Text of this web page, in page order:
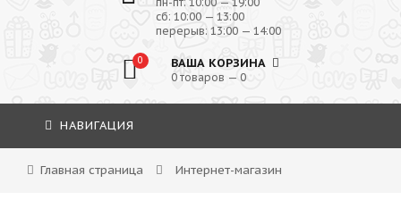
сб: 10:00 — 13:00
перерыв: 13:00 — 14:00
0 ВАША КОРЗИНА
0 товаров — 0
НАВИГАЦИЯ
Главная страница Интернет-магазин